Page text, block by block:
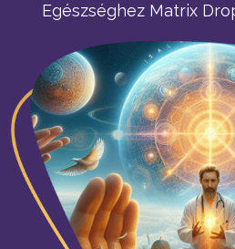
Egészséghez Matrix